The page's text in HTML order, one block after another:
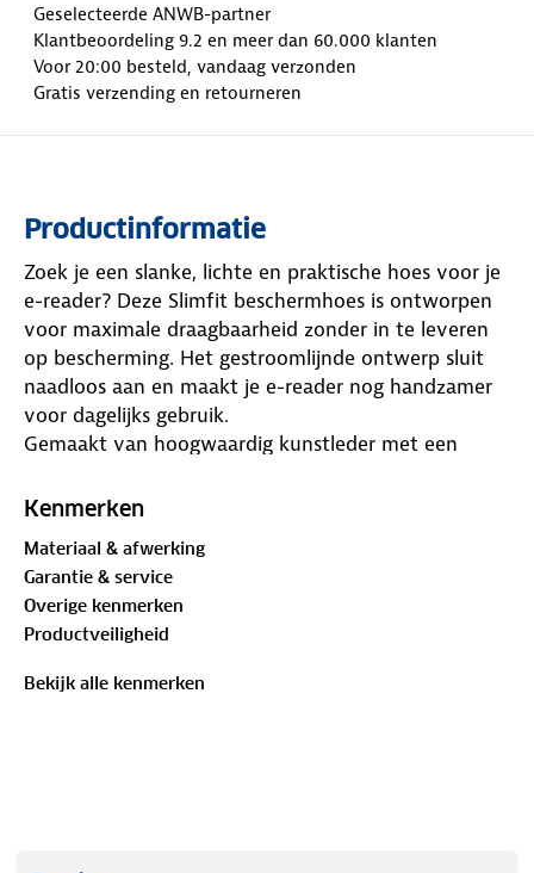
Geselecteerde ANWB-partner
Klantbeoordeling 9.2 en meer dan 60.000 klanten
Voor 20:00 besteld, vandaag verzonden
Gratis verzending en retourneren
Productinformatie
Zoek je een slanke, lichte en praktische hoes voor je
e-reader? Deze Slimfit beschermhoes is ontworpen
voor maximale draagbaarheid zonder in te leveren
op bescherming. Het gestroomlijnde ontwerp sluit
naadloos aan en maakt je e-reader nog handzamer
voor dagelijks gebruik.
Gemaakt van hoogwaardig kunstleder met een
uitstraling en comfortabele grip. De zachte
scherm tegen stof. Dankzij de ultradunne
constructie past je e-reader met hoes moeiteloos in
elke tas.
Minimalistisch en functioneel ontwerp:
Slank profiel – lichtgewicht hoes die nauwelijks
Kenmerken
Materiaal & afwerking
Garantie & service
Overige kenmerken
Productveiligheid
Bekijk alle kenmerken